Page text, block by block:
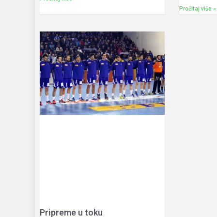
Pročitaj više »
Pripreme u toku